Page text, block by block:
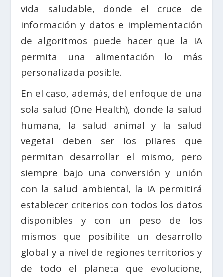
vida saludable, donde el cruce de
información y datos e implementación
de algoritmos puede hacer que la IA
permita una alimentación lo más
personalizada posible.
En el caso, además, del enfoque de una
sola salud (One Health), donde la salud
humana, la salud animal y la salud
vegetal deben ser los pilares que
permitan desarrollar el mismo, pero
siempre bajo una conversión y unión
con la salud ambiental, la IA permitirá
establecer criterios con todos los datos
disponibles y con un peso de los
mismos que posibilite un desarrollo
global y a nivel de regiones territorios y
de todo el planeta que evolucione,